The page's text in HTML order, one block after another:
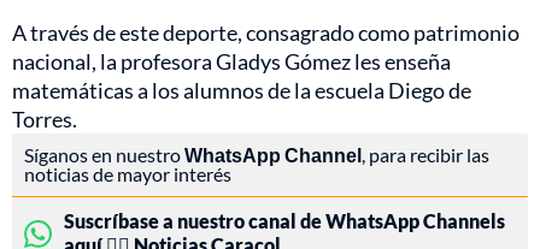
A través de este deporte, consagrado como patrimonio
nacional, la profesora Gladys Gómez les enseña
matemáticas a los alumnos de la escuela Diego de
Torres.
Síganos en nuestroWhatsApp Channel , para recibir las
noticias de mayor interés
Suscríbase a nuestro canal de WhatsApp Channels
aquí 👉🏻 Noticias Caracol